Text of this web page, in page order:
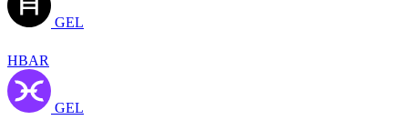
GEL
HBAR
GEL